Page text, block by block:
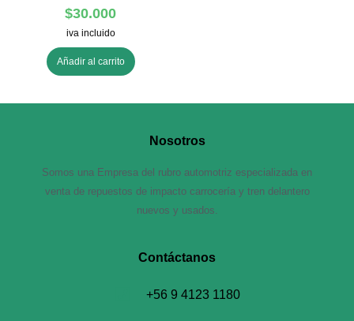
$30.000
iva incluido
Añadir al carrito
Nosotros
Somos una Empresa del rubro automotriz especializada en
venta de repuestos de impacto carrocería y tren delantero
nuevos y usados.
Contáctanos​
+56 9 4123 1180